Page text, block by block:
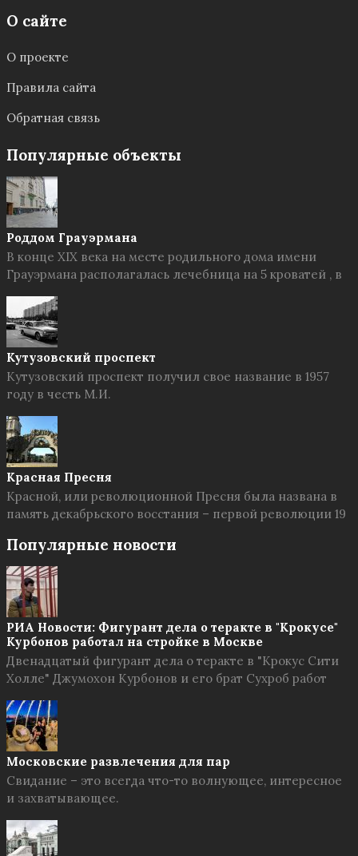
О сайте
О проекте
Правила сайта
Обратная связь
Популярные объекты
Роддом Грауэрмана
В конце XIX века на месте родильного дома имени
Грауэрмана располагалась лечебница на 5 кроватей , в
Кутузовский проспект
Кутузовский проспект получил свое название в 1957
году в честь М.И.
Красная Пресня
Красной, или революционной Пресня была названа в
память декабрьского восстания – первой революции 19
Популярные новости
РИА Новости: Фигурант дела о теракте в "Крокусе"
Курбонов работал на стройке в Москве
Двенадцатый фигурант дела о теракте в "Крокус Сити
Холле" Джумохон Курбонов и его брат Сухроб работ
Московские развлечения для пар
Свидание – это всегда что-то волнующее, интересное
и захватывающее.